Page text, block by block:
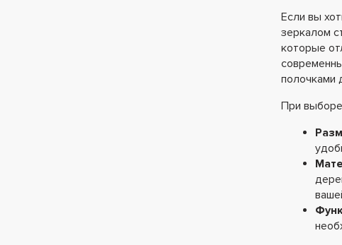
Если вы
зеркалом
которые
полочками
При выборе